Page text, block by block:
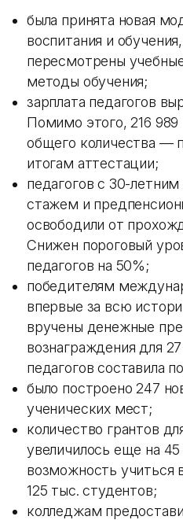
была принята новая
воспитания и
пересмотрены
методы обучения;
зарплата педагогов
Помимо этого, 216
общего количества —
итогам аттестации;
педагогов с 30-
стажем и
освободили от
Снижен пороговый
педагогов на 50%;
победителям
впервые за всю
вручены денежные
вознаграждения для
педагогов составила
было построено 247
ученических мест;
количество грантов
увеличилось еще на
возможность учиться
125 тыс. студентов;
колледжам